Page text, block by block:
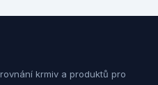
krmiv a produktů pro